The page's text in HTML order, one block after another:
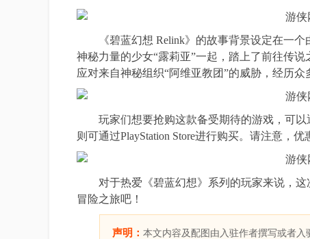
《碧蓝幻想 Relink》的故事背景设定在一个
神秘力量的少女“露莉亚”一起，踏上了前往传
应对来自神秘组织“阿维亚教团”的威胁，经历
玩家们想要抢购这款备受期待的游戏，可以通
则可通过PlayStation Store进行购买。请注意，
对于热爱《碧蓝幻想》系列的玩家来说，这
冒险之旅吧！
声明： 本文内容及配图由入驻作者撰写或者入